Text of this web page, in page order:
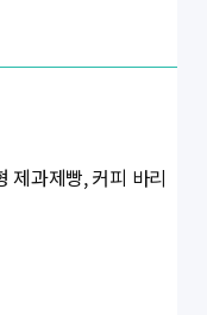
제과제빵, 커피 바리